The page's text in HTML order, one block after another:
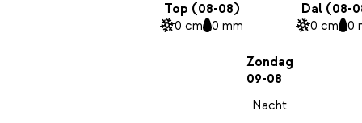
Top (08-08)
0 cm 0 mm
Dal (08-
0 cm 0
Zondag
09-08
Nacht